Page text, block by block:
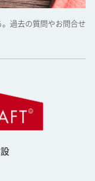
過去の質問やお問合せ